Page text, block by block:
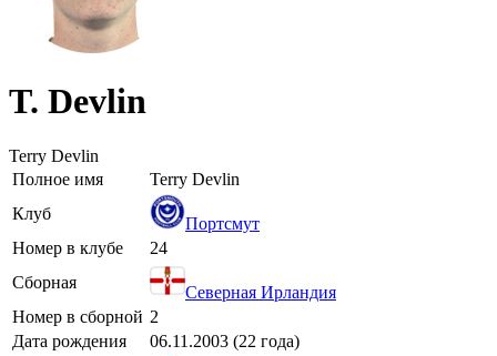
T. Devlin
Terry Devlin
Полное имя
Terry Devlin
Клуб
Портсмут
Номер в клубе
24
Сборная
Северная Ирландия
Номер в сборной 2
Дата рождения
06.11.2003 (22 года)